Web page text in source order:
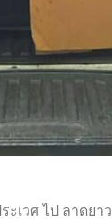
ะเวศ ไป ลาดยาว